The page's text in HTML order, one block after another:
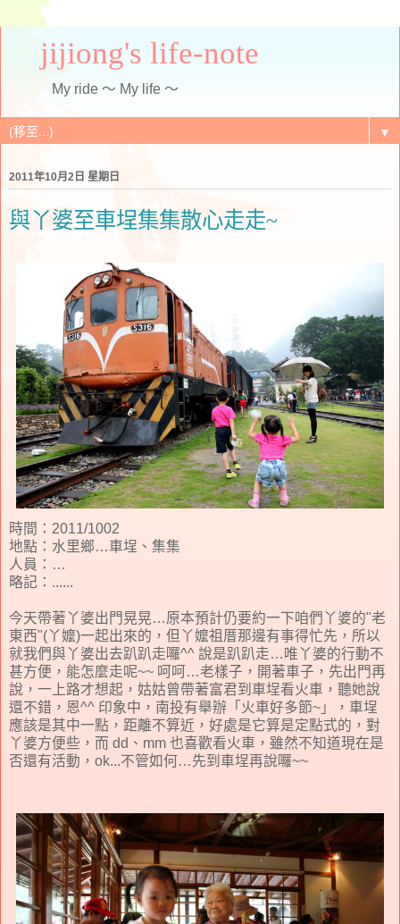
jijiong's life-note
My ride ～ My life ～
▼
2011年10月2日 星期日
與丫婆至車埕集集散心走走~
時間：2011/1002
地點：水里鄉…車埕、集集
人員：…
略記：......
今天帶著丫婆出門晃晃…原本預計仍要約一下咱們丫婆的"老
東西"(丫嬤)一起出來的，但丫嬤祖厝那邊有事得忙先，所以
就我們與丫婆出去趴趴走囉^^ 說是趴趴走…唯丫婆的行動不
甚方便，能怎麼走呢~~ 呵呵…老樣子，開著車子，先出門再
說，一上路才想起，姑姑曾帶著富君到車埕看火車，聽她說
還不錯，恩^^ 印象中，南投有舉辦「火車好多節~」，車埕
應該是其中一點，距離不算近，好處是它算是定點式的，對
丫婆方便些，而 dd、mm 也喜歡看火車，雖然不知道現在是
否還有活動，ok...不管如何…先到車埕再說囉~~